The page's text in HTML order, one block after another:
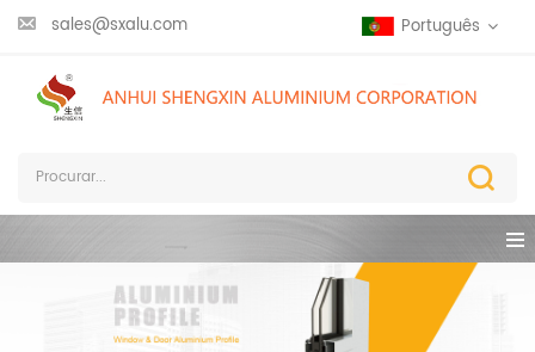
sales@sxalu.com Português